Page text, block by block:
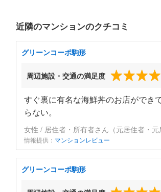
近隣のマンションのクチコミ
グリーンコーポ駒形
周辺施設・交通の満足度
すぐ裏に有名な海鮮丼のお店ができ
らない。
女性 / 居住者・所有者さん（元居住者・
情報提供： マンションレビュー
グリーンコーポ駒形